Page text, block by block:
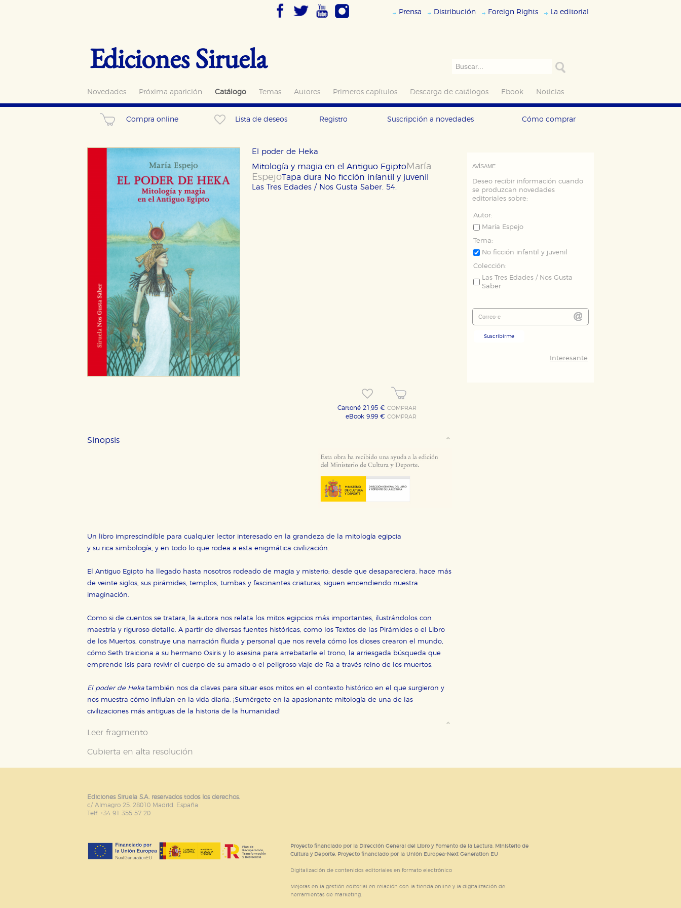
Prensa Distribución Foreign Rights La editorial
Ediciones Siruela
Novedades Próxima aparición Catálogo Temas Autores Primeros capítulos Descarga de catálogos Ebook Noticias
Compra online Lista de deseos Registro Suscripción a novedades Cómo comprar
El poder de Heka
Mitología y magia en el Antiguo EgiptoMaría
Espejo
Las Tres Edades / Nos Gusta Saber. 54.
Tapa dura No ficción infantil y juvenil
Cartoné 21,95 €COMPRAR
eBook 9,99 €COMPRAR
Sinopsis
Un libro imprescindible para cualquier lector interesado en la grandeza de la mitología egipcia
y su rica simbología, y en todo lo que rodea a esta enigmática civilización.
El Antiguo Egipto ha llegado hasta nosotros rodeado de magia y misterio; desde que desapareciera, hace más
de veinte siglos, sus pirámides, templos, tumbas y fascinantes criaturas, siguen encendiendo nuestra
imaginación.
Como si de cuentos se tratara, la autora nos relata los mitos egipcios más importantes, ilustrándolos con
maestría y riguroso detalle. A partir de diversas fuentes históricas, como los Textos de las Pirámides o el Libro
de los Muertos, construye una narración fluida y personal que nos revela cómo los dioses crearon el mundo,
cómo Seth traiciona a su hermano Osiris y lo asesina para arrebatarle el trono, la arriesgada búsqueda que
emprende Isis para revivir el cuerpo de su amado o el peligroso viaje de Ra a través reino de los muertos.
El poder de Heka también nos da claves para situar esos mitos en el contexto histórico en el que surgieron y
nos muestra cómo influían en la vida diaria. ¡Sumérgete en la apasionante mitología de una de las
civilizaciones más antiguas de la historia de la humanidad!
Leer fragmento
Cubierta en alta resolución
AVÍSAME
Deseo recibir información cuando
se produzcan novedades
editoriales sobre:
Autor:
María Espejo
Tema:
No ficción infantil y juvenil
Colección:
Las Tres Edades / Nos Gusta
Saber
Suscribirme
Interesante
Ediciones Siruela S.A. reservados todos los derechos.
c/ Almagro 25. 28010 Madrid. España
Telf. +34 91 355 57 20
Proyecto financiado por la Dirección General del Libro y Fomento de la Lectura, Ministerio de
Cultura y Deporte. Proyecto financiado por la Unión Europea-Next Generation EU
Digitalización de contenidos editoriales en formato electrónico
Mejoras en la gestión editorial en relación con la tienda online y la digitalización de
herramientas de marketing.
Estas cookies son necesarias para que nuestro sitio web funcione y no es posible deshabilitarlas desde nuestro sistema. Es posible
hacerlo desde el navegador, pero en ese caso es posible que algunas áreas de nuestra web dejen de funcionar correctamente.
Estas cookies se utilizan para mejorar su experiencia de navegación y optimizar el funcionamiento de nuestro sitio web. Almacenan
otros sitios. No almacenan directamente información personal sino que se basan en la identificación única de su navegador y
GUARDAR CONFIGURACIÓN